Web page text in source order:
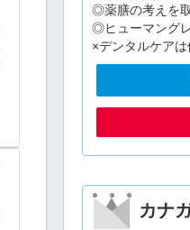
◎薬膳の考えを
◎ヒューマング
×デンタルケア
カナ